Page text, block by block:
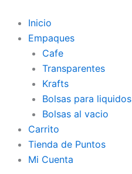
Inicio
Empaques
Cafe
Transparentes
Krafts
Bolsas para liquidos
Bolsas al vacio
Carrito
Tienda de Puntos
Mi Cuenta